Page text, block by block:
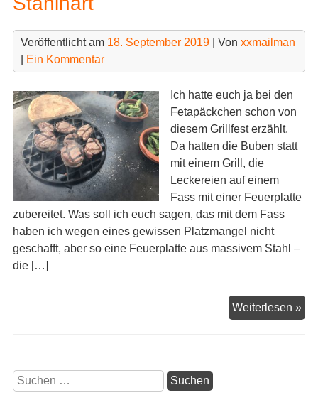
Veröffentlicht am 18. September 2019| Von xxmailman
Ein Kommentar
Ich hatte euch ja bei den
Fetapäckchen schon von
diesem Grillfest erzählt.
Da hatten die Buben statt
mit einem Grill, die
Leckereien auf einem
Fass mit einer Feuerplatte
zubereitet. Was soll ich euch sagen, das mit dem Fass
haben ich wegen eines gewissen Platzmangel nicht
geschafft, aber so eine Feuerplatte aus massivem Stahl –
die […]
Weiterlesen »
Suchen
nach: